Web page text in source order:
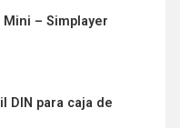
– Simplayer
DIN para caja de